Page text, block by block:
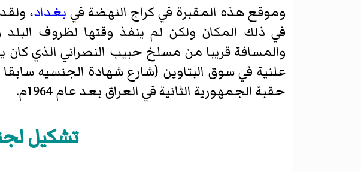
وموقع هذه المقبرة في كراج النهضة في بغداد،
في ذلك المكان ولكن لم ينفذ وقتها لظروف
والمسافة قريبا من مسلخ حبيب النصراني الذي كان
حقبة الجمهورية الثانية في العراق بعد عام 1964م.
تشكيل